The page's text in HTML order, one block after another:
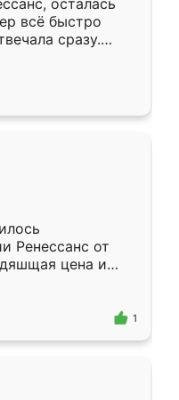
осталась
всё быстро
сразу.
подошёл к
Собрали
даже
Ренессанс от
цена и
Приехавший
самый
1